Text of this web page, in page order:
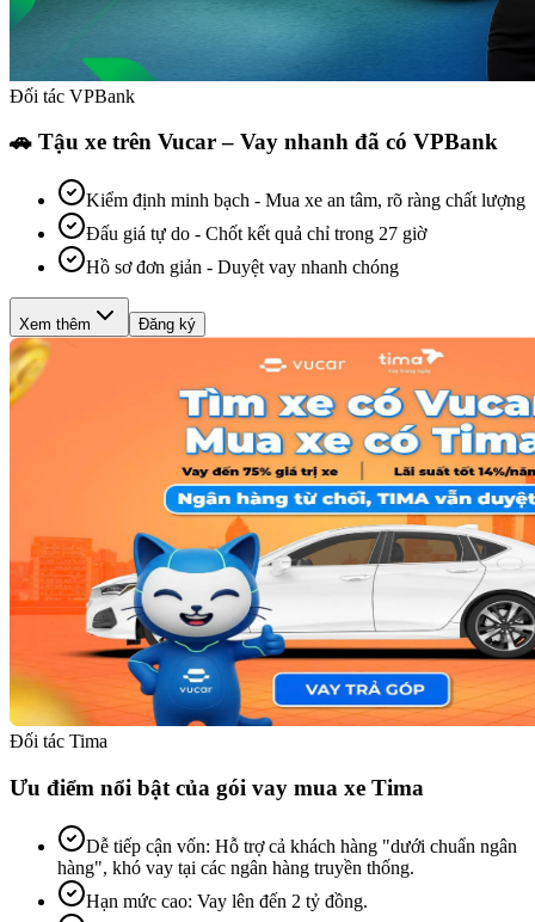
Đối tác VPBank
🚗 Tậu xe trên Vucar – Vay nhanh đã có VPBank
Kiểm định minh bạch - Mua xe an tâm, rõ ràng chất lượng
Đấu giá tự do - Chốt kết quả chỉ trong 27 giờ
Hồ sơ đơn giản - Duyệt vay nhanh chóng
Xem thêm Đăng ký
Đối tác Tima
Ưu điểm nổi bật của gói vay mua xe Tima
Dễ tiếp cận vốn: Hỗ trợ cả khách hàng "dưới chuẩn ngân
hàng", khó vay tại các ngân hàng truyền thống.
Hạn mức cao: Vay lên đến 2 tỷ đồng.